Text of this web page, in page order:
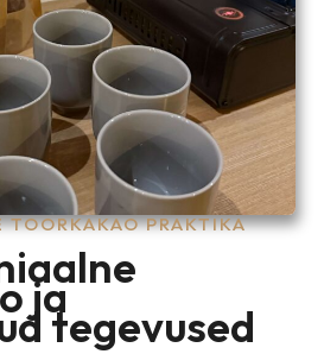
TOORKAKAO PRAKTIKA
ja
tegevused